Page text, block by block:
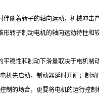
随着转子的轴向运动，机械冲击
形转子制动电机的轴向运动特性和
稳性和制动下滑量取决于电机制
机先启动，制动器延时开闸；制
制的场合，更要将电机的运行控